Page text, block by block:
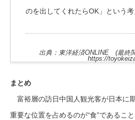
のを出してくれたらOK」という考
出典：東洋経済ONLINE (最終
https://
まとめ
富裕層の訪日中国人観光客が日本に
重要な位置を占めるのが“食”であるこ